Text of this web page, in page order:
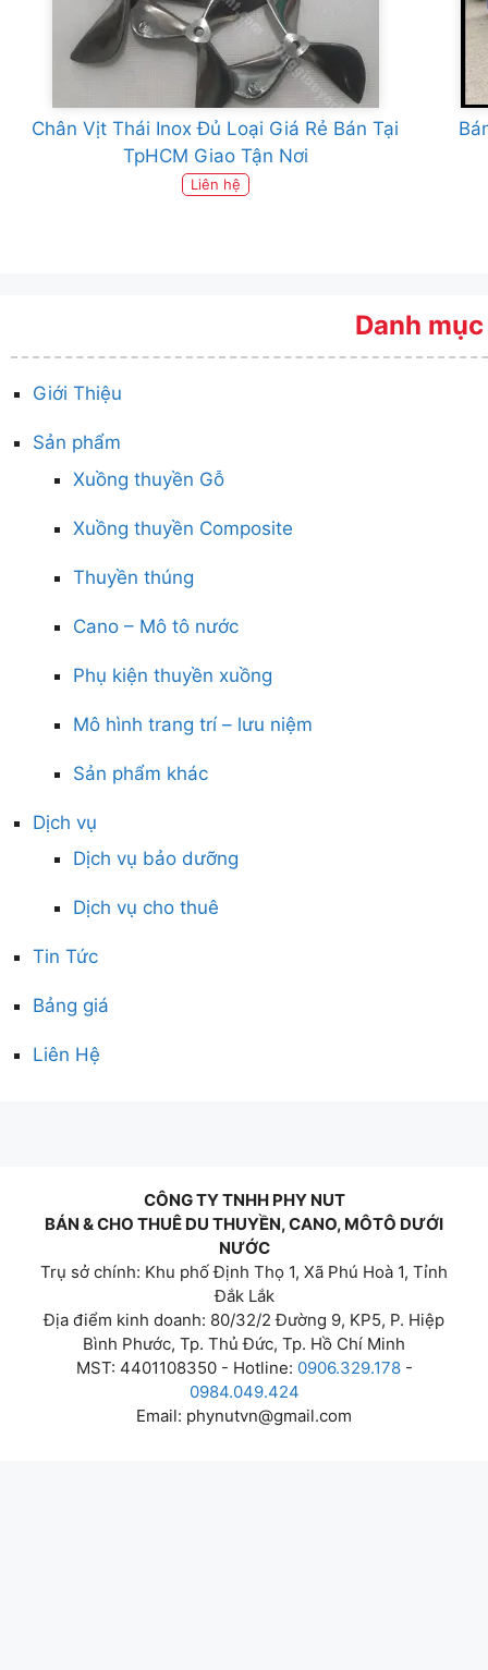
Chân Vịt Thái Inox Đủ Loại Giá Rẻ Bán Tại
TpHCM Giao Tận Nơi
Liên hệ
Danh mục
Giới Thiệu
Sản phẩm
Xuồng thuyền Gỗ
Xuồng thuyền Composite
Thuyền thúng
Cano – Mô tô nước
Phụ kiện thuyền xuồng
Mô hình trang trí – lưu niệm
Sản phẩm khác
Dịch vụ
Dịch vụ bảo dưỡng
Dịch vụ cho thuê
Tin Tức
Bảng giá
Liên Hệ
CÔNG TY TNHH PHY NUT
BÁN & CHO THUÊ DU THUYỀN, CANO, MÔTÔ DƯỚI
NƯỚC
Trụ sở chính: Khu phố Định Thọ 1, Xã Phú Hoà 1, Tỉnh
Đắk Lắk
Địa điểm kinh doanh: 80/32/2 Đường 9, KP5, P. Hiệp
Bình Phước, Tp. Thủ Đức, Tp. Hồ Chí Minh
MST: 4401108350 - Hotline: 0906.329.178-
0984.049.424
Email: phynutvn@gmail.com